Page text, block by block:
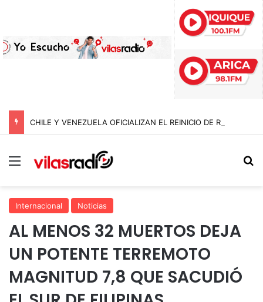
Menú
Internacional Noticias
AL MENOS 32 MUERTOS DEJA
UN POTENTE TERREMOTO
MAGNITUD 7,8 QUE SACUDIÓ